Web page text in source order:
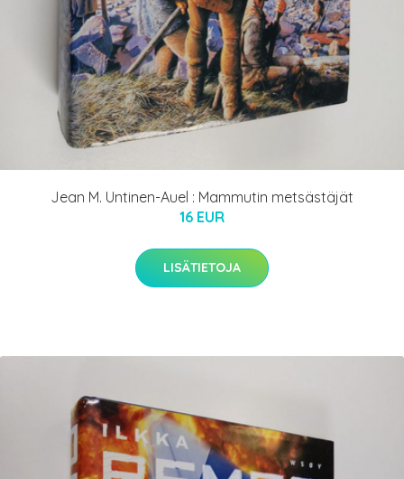
Jean M. Untinen-Auel : Mammutin metsästäjät
16 EUR
LISÄTIETOJA